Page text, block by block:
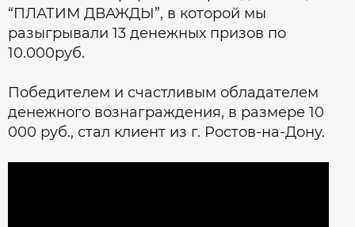
“ПЛАТИМ ДВАЖДЫ”, в которой мы
разыгрывали 13 денежных призов по
10.000руб.
Победителем и счастливым обладателем
денежного вознаграждения, в размере 10
000 руб., стал клиент из г. Ростов-на-Дону.